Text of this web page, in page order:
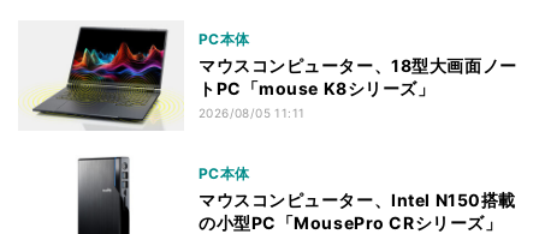
PC本体
マウスコンピューター、18型大画面ノー
トPC「mouse K8シリーズ」
2026/08/05 11:11
PC本体
マウスコンピューター、Intel N150搭載
の小型PC「MousePro CRシリーズ」